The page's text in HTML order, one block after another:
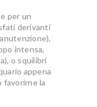
per un
derivanti
intensa,
o squilibri
appena
favorirne la